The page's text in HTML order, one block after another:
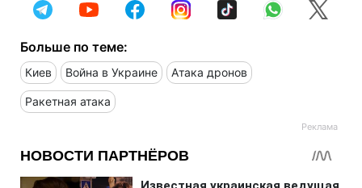
Больше по теме:
Киев Война в Украине Атака дронов
Ракетная атака